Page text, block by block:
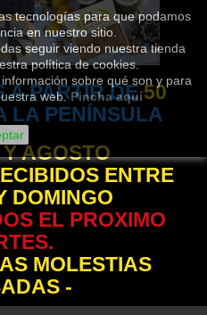
tecnologías para que podamos
en nuestro sitio.
seguir viendo nuestra tienda
política de cookies.
sobre qué son y para
web.Pincha aquí
A PARTIR DE50
LA PENÍNSULA
AGOSTO
ENTRE
DOMINGO
EL PROXIMO
MOLESTIAS
-